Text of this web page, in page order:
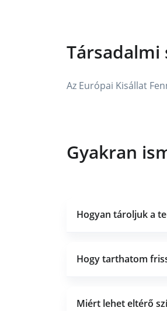
Társadalmi
Az Európai Kisállat
Gyakran
Hogyan tároljuk a
Hogy tarthatom
Miért lehet eltérő